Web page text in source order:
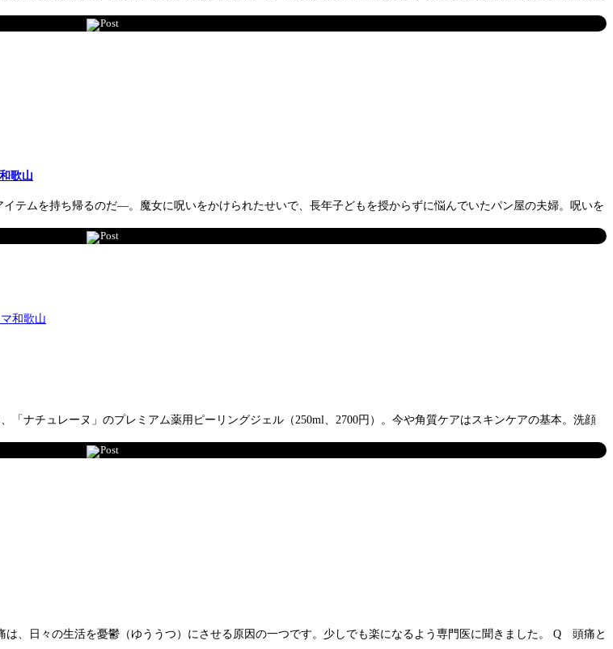
Post
歌山
テムを持ち帰るのだ―。魔女に呪いをかけられたせいで、長年子どもを授からずに悩んでいたパン屋の夫婦。呪いを
Post
ナチュレーヌ」のプレミアム薬用ピーリングジェル（250ml、2700円）。今や角質ケアはスキンケアの基本。洗顔
Post
、日々の生活を憂鬱（ゆううつ）にさせる原因の一つです。少しでも楽になるよう専門医に聞きました。 Q 頭痛と